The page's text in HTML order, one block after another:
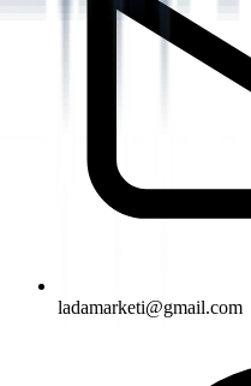
ladamarketi@gmail.com